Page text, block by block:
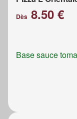
Dès 8.50 €
Base sauce